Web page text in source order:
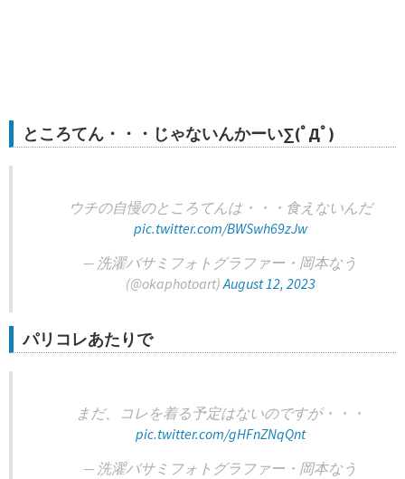
ところてん・・・じゃないんかーい∑(ﾟДﾟ)
ウチの自慢のところてんは・・・食えないんだ
pic.twitter.com/BWSwh69zJw
— 洗濯バサミフォトグラファー・岡本なう
(@okaphotoart)August 12, 2023
パリコレあたりで
まだ、コレを着る予定はないのですが・・・
pic.twitter.com/gHFnZNqQnt
— 洗濯バサミフォトグラファー・岡本なう